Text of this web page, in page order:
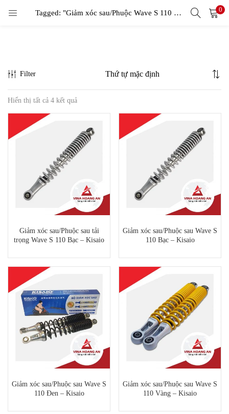
Tagged: "Giảm xóc sau/Phuộc Wave S 110 - Kisaio" 0
Filter
Hiển thị tất cả 4 kết quả
Giảm xóc sau/Phuộc sau tải
trọng Wave S 110 Bạc – Kisaio
Giảm xóc sau/Phuộc sau Wave S
110 Bạc – Kisaio
Giảm xóc sau/Phuộc sau Wave S
110 Đen – Kisaio
Giảm xóc sau/Phuộc sau Wave S
110 Vàng – Kisaio
LOGIN
Remember me